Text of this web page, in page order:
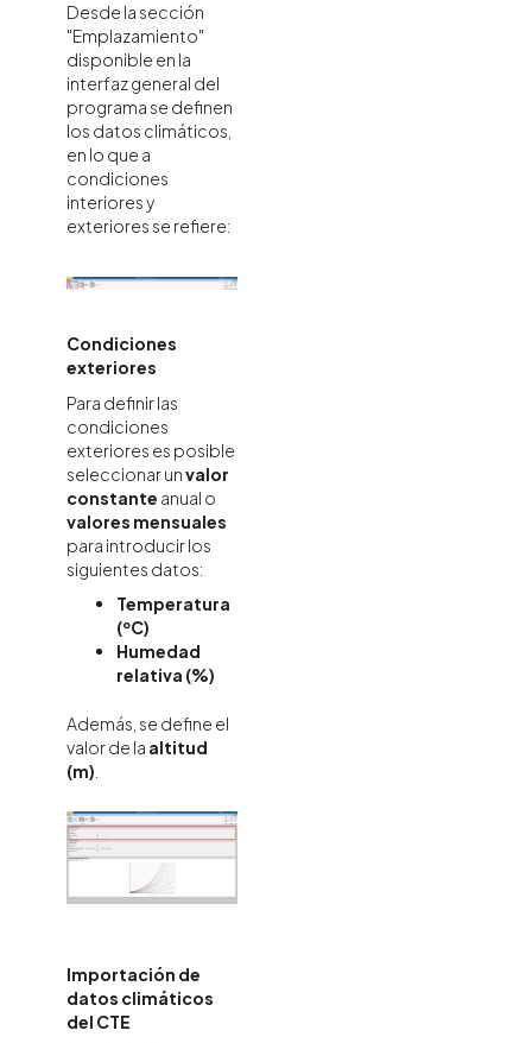
Desde la sección
"Emplazamiento"
disponible en la
interfaz general del
programa se definen
los datos climáticos,
en lo que a
condiciones
interiores y
exteriores se refiere:
Condiciones
exteriores
Para definir las
condiciones
exteriores es posible
seleccionar unvalor
constante anual o
valores mensuales
para introducir los
siguientes datos:
Temperatura
(ºC)
Humedad
relativa (%)
Además, se define el
valor de la altitud
(m)
Importación de
datos climáticos
del CTE